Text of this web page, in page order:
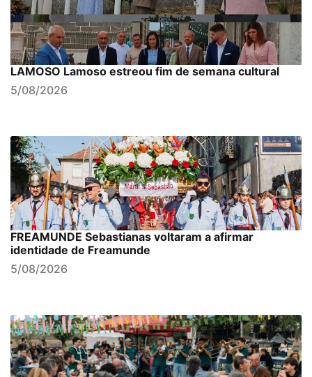
LAMOSO Lamoso estreou fim de semana cultural
5/08/2026
FREAMUNDE Sebastianas voltaram a afirmar
identidade de Freamunde
5/08/2026